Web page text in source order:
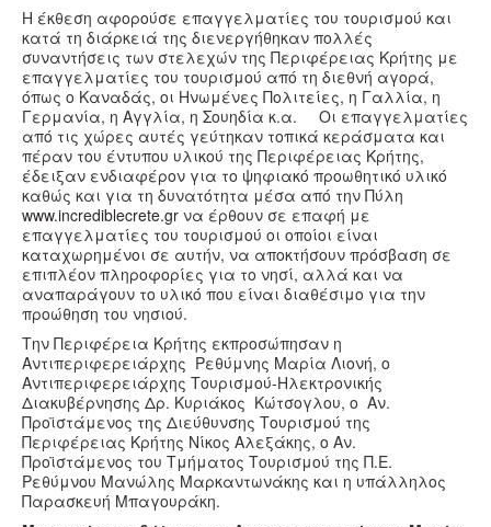
Η έκθεση αφορούσε επαγγελματίες του τουρισμού και
κατά τη διάρκειά της διενεργήθηκαν πολλές
συναντήσεις των στελεχών της Περιφέρειας Κρήτης με
επαγγελματίες του τουρισμού από τη διεθνή αγορά,
όπως ο Καναδάς, οι Ηνωμένες Πολιτείες, η Γαλλία, η
Γερμανία, η Αγγλία, η Σουηδία κ.α. Οι επαγγελματίες
από τις χώρες αυτές γεύτηκαν τοπικά κεράσματα και
πέραν του έντυπου υλικού της Περιφέρειας Κρήτης,
έδειξαν ενδιαφέρον για το ψηφιακό προωθητικό υλικό
καθώς και για τη δυνατότητα μέσα από την Πύλη
www.incrediblecrete.gr να έρθουν σε επαφή με
επαγγελματίες του τουρισμού οι οποίοι είναι
καταχωρημένοι σε αυτήν, να αποκτήσουν πρόσβαση σε
επιπλέον πληροφορίες για το νησί, αλλά και να
αναπαράγουν το υλικό που είναι διαθέσιμο για την
προώθηση του νησιού.
Την Περιφέρεια Κρήτης εκπροσώπησαν η
Αντιπεριφερειάρχης Ρεθύμνης Μαρία Λιονή, ο
Αντιπεριφερειάρχης Τουρισμού-Ηλεκτρονικής
Διακυβέρνησης Δρ. Κυριάκος Κώτσογλου, ο Αν.
Προϊστάμενος της Διεύθυνσης Τουρισμού της
Περιφέρειας Κρήτης Νίκος Αλεξάκης, ο Αν.
Προϊστάμενος του Τμήματος Τουρισμού της Π.Ε.
Ρεθύμνου Μανώλης Μαρκαντωνάκης και η υπάλληλος
Παρασκευή Μπαγουράκη.